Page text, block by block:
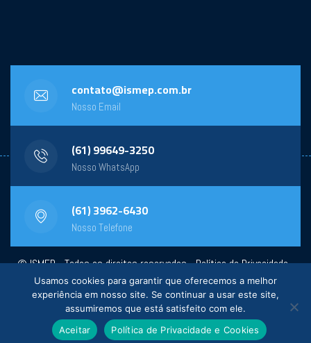
contato@ismep.com.br
Nosso Email
(61) 99649-3250
Nosso WhatsApp
(61) 3962-6430
Nosso Telefone
© ISMEP - Todos os direitos reservados -Política de Privacidade-
Powered by:General Design
Usamos cookies para garantir que oferecemos a melhor
experiência em nosso site. Se continuar a usar este site,
assumiremos que está satisfeito com ele.
Aceitar
Política de Privacidade e Cookies